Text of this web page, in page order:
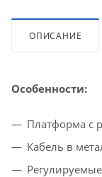
ОПИСАНИЕ
Особенности:
Платформа с
Кабель в